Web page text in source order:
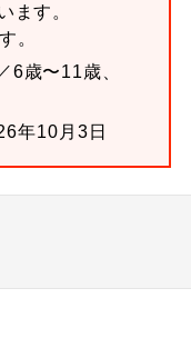
ます。
。
6歳〜11歳、
年10月3日